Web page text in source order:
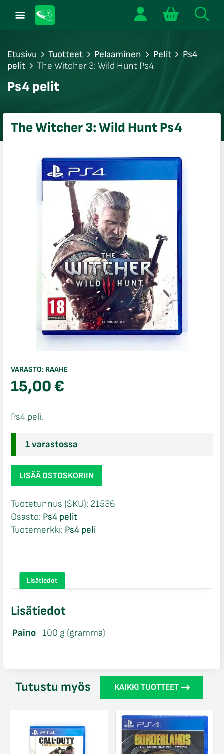
Etusivu Tuotteet Pelaaminen Pelit
Ps4
pelit
The Witcher 3: Wild Hunt Ps4
Ps4 pelit
The Witcher 3: Wild Hunt Ps4
VARASTO: RAAHE
15,00€
Ps4 peli.
1 varastossa
The
Witcher
Wild
Hunt
Ps4
LISÄÄ OSTOSKORIIN
Tuotetunnus (SKU): 21536
Osasto: Ps4 pelit
Tuotemerkki: Ps4 peli
Lisätiedot
Lisätiedot
Paino 100 g (gramma)
Tutustu myös KAIKKI TUOTTEET
sulje
sulje